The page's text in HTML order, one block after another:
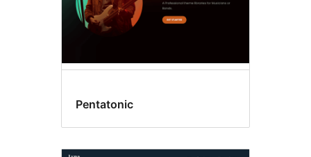
Pentatonic